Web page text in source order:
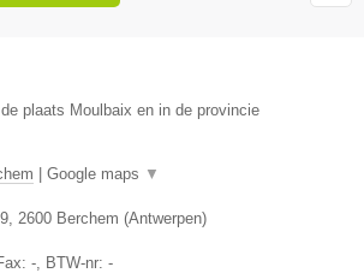
plaats Moulbaix en in de provincie
Google maps ▼
2600 Berchem (Antwerpen)
- , BTW-nr: -